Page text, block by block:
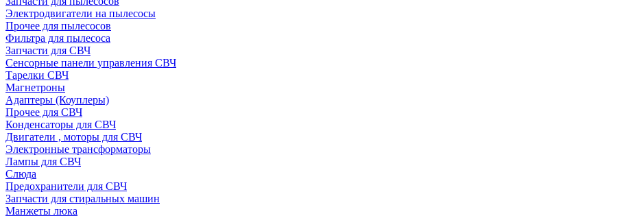
Электродвигатели на пылесосы
Прочее для пылесосов
Фильтра для пылесоса
Запчасти для СВЧ
Сенсорные панели управления СВЧ
Тарелки СВЧ
Магнетроны
Адаптеры (Коуплеры)
Прочее для СВЧ
Конденсаторы для СВЧ
Двигатели , моторы для СВЧ
Электронные трансформаторы
Лампы для СВЧ
Слюда
Предохранители для СВЧ
Запчасти для стиральных машин
Манжеты люка